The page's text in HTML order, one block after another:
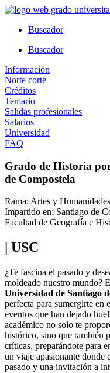
Ir
contenidoBuscador
Buscador
Información
Norte corte
Créditos
Temario
Salidas profesionales
Salarios
Universidad
FAQ
Grado de Historia
de Compostela
Rama: Artes y Humanidades
Impartido en: Santiago de
Facultad de Geografía e
| USC
¿Te fascina el pasado y
moldeado nuestro mundo?
Universidad de Santiago
perfecta para sumergirte en
eventos que han dejado
académico no solo te
histórico, sino que también
críticas, preparándote para
un viaje apasionante donde
pasado y una invitación a